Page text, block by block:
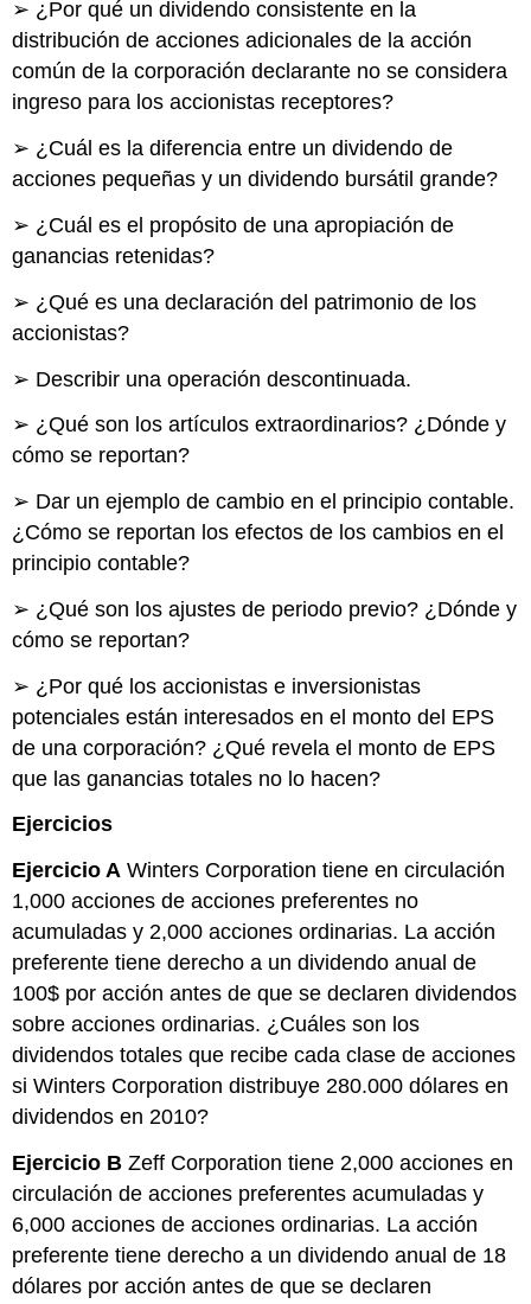
➢ ¿Por qué un dividendo consistente en la
distribución de acciones adicionales de la acción
común de la corporación declarante no se considera
ingreso para los accionistas receptores?
➢ ¿Cuál es la diferencia entre un dividendo de
acciones pequeñas y un dividendo bursátil grande?
➢ ¿Cuál es el propósito de una apropiación de
ganancias retenidas?
➢ ¿Qué es una declaración del patrimonio de los
accionistas?
➢ Describir una operación descontinuada.
➢ ¿Qué son los artículos extraordinarios? ¿Dónde y
cómo se reportan?
➢ Dar un ejemplo de cambio en el principio contable.
¿Cómo se reportan los efectos de los cambios en el
principio contable?
➢ ¿Qué son los ajustes de periodo previo? ¿Dónde y
cómo se reportan?
➢ ¿Por qué los accionistas e inversionistas
potenciales están interesados en el monto del EPS
de una corporación? ¿Qué revela el monto de EPS
que las ganancias totales no lo hacen?
Ejercicios
Ejercicio A Winters Corporation tiene en circulación
1,000 acciones de acciones preferentes no
acumuladas y 2,000 acciones ordinarias. La acción
preferente tiene derecho a un dividendo anual de
100$ por acción antes de que se declaren dividendos
sobre acciones ordinarias. ¿Cuáles son los
dividendos totales que recibe cada clase de acciones
si Winters Corporation distribuye 280.000 dólares en
dividendos en 2010?
Ejercicio B Zeff Corporation tiene 2,000 acciones en
circulación de acciones preferentes acumuladas y
6,000 acciones de acciones ordinarias. La acción
preferente tiene derecho a un dividendo anual de 18
dólares por acción antes de que se declaren